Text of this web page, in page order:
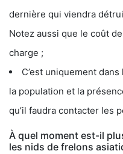
dernière qui viendra
Notez aussi que le coût
charge ;
C’est uniquement
la population et la
qu’il faudra contacter les
À quel moment est-il
les nids de frelons